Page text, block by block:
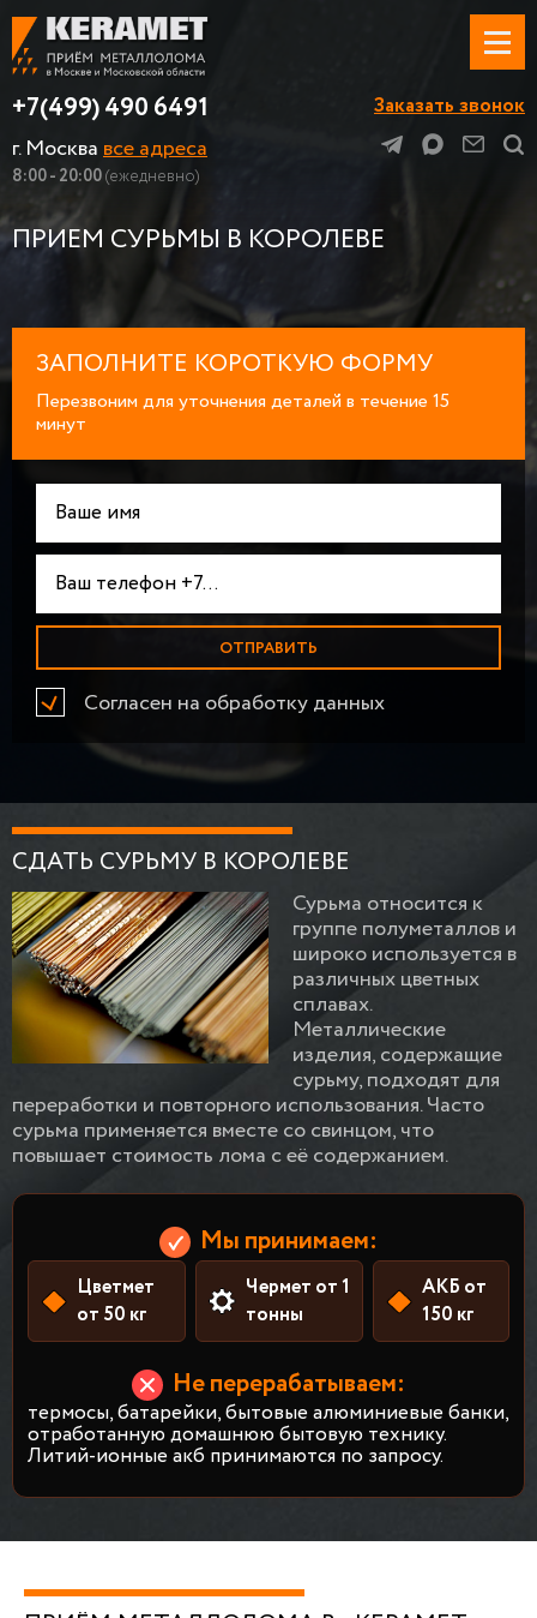
+7(499) 490 6491
г. Москвавсе адреса
8:00 - 20:00(ежедневно)
Заказать звонок
ПРИЕМ СУРЬМЫ В КОРОЛЕВЕ
ЗАПОЛНИТЕ КОРОТКУЮ ФОРМУ
Перезвоним для уточнения деталей в течение 15
минут
Согласен на обработку данных
СДАТЬ СУРЬМУ В КОРОЛЕВЕ
Сурьма относится к
группе полуметаллов и
широко используется в
различных цветных
сплавах.
Металлические
изделия, содержащие
сурьму, подходят для
переработки и повторного использования. Часто
сурьма применяется вместе со свинцом, что
повышает стоимость лома с её содержанием.
Мы принимаем:
Цветмет
от 50 кг
Чермет от 1
тонны
АКБ от
150 кг
Не перерабатываем:
термосы, батарейки, бытовые алюминиевые банки,
отработанную домашнюю бытовую технику.
Литий-ионные акб принимаются по запросу.